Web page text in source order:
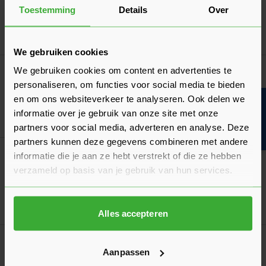
Toestemming Details Over
We gebruiken cookies
We gebruiken cookies om content en advertenties te
personaliseren, om functies voor social media te bieden
en om ons websiteverkeer te analyseren. Ook delen we
informatie over je gebruik van onze site met onze
partners voor social media, adverteren en analyse. Deze
partners kunnen deze gegevens combineren met andere
informatie die je aan ze hebt verstrekt of die ze hebben
verzameld op basis van je gebruik van hun services.
Alles accepteren
Aanpassen
Sleiderink PU-Schuimpistool
Nu20,36per stuk
Meest gekocht!
Bouwstaalmat Onbehandeld - 2x3 Meter
PE-folie T200 Regeneraat Dampremmend